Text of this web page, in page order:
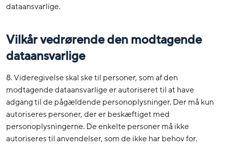
dataansvarlige.
Vilkår vedrørende den modtagende
dataansvarlige
8. Videregivelse skal ske til personer, som af den
modtagende dataansvarlige er autoriseret til at have
adgang til de pågældende personoplysninger. Der må kun
autoriseres personer, der er beskæftiget med
personoplysningerne. De enkelte personer må ikke
autoriseres til anvendelser, som de ikke har behov for.